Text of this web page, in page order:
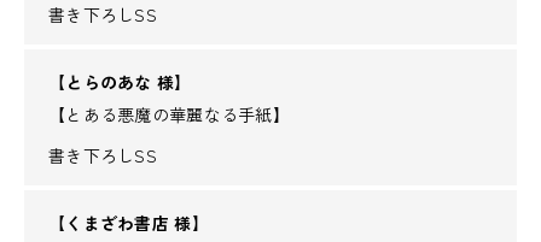
書き下ろしSS
【とらのあな 様】
【とある悪魔の華麗なる手紙】
書き下ろしSS
【くまざわ書店 様】